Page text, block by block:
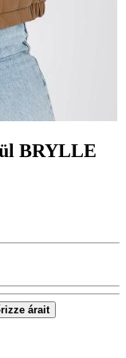
BRYLLE
árait